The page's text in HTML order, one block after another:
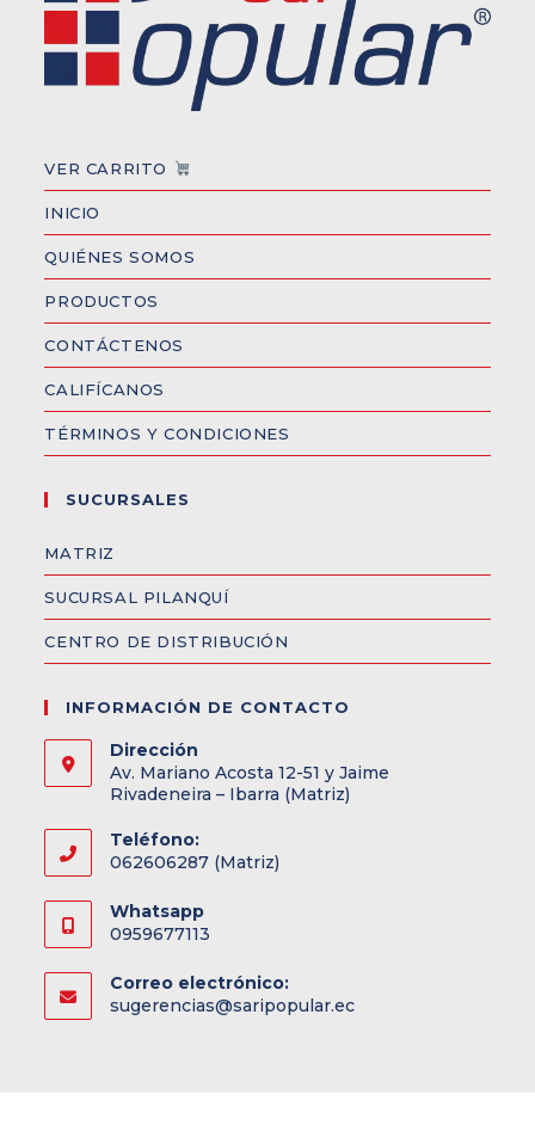
VER CARRITO
INICIO
QUIÉNES SOMOS
PRODUCTOS
CONTÁCTENOS
CALIFÍCANOS
TÉRMINOS Y CONDICIONES
SUCURSALES
MATRIZ
SUCURSAL PILANQUÍ
CENTRO DE DISTRIBUCIÓN
INFORMACIÓN DE CONTACTO
Dirección
Av. Mariano Acosta 12-51 y Jaime
Rivadeneira – Ibarra (Matriz)
Teléfono:
062606287 (Matriz)
Whatsapp
0959677113
Correo electrónico:
sugerencias@saripopular.ec